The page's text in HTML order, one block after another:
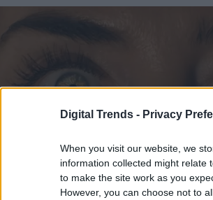
Digital Trends - Privacy
When you visit our website, we
information collected might relate
to make the site work as you
However, you can choose not to